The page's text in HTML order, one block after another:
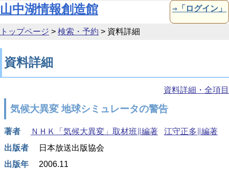
本文へ移動
山中湖情報創造館 ⇒「ログイン」
トップページ > 検索・予約 > 資料詳細
資料詳細
資料詳細・全項目
気候大異変 地球シミュレータの警告
著者 ＮＨＫ「気候大異変」取材班∥編著
江守正多∥編著
出版者
日本放送出版協会
出版年
2006.11